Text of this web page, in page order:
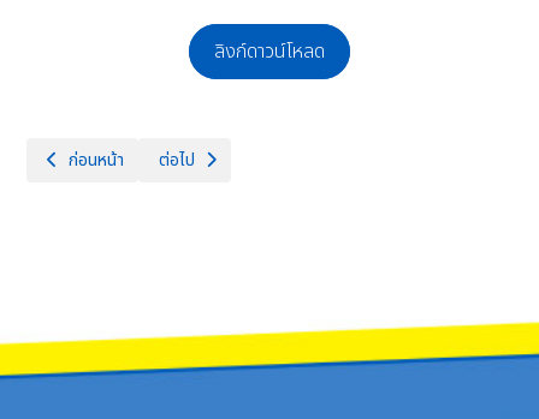
ลิงก์ดาวน์โหลด
เนื้อหาก่อนหน้า: ประกาศผู้มีรายสิทธิ์สอบคัดเลือกบุคคลเพื่อจ้างเป็นลูกจ้าง
ก่อนหน้า เนื้อหาถัดไป: ประกาศผลผู้ผ่านการสอบคัดเลือกบุคคลเพื่อ
ต่อไป